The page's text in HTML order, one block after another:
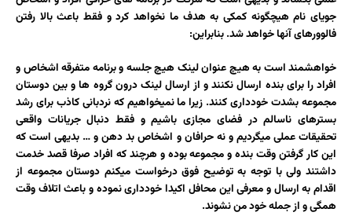
جویای نام هیچگونه کمکی به هدف ما نخواهد کرد و فقط باعث بالا رفتن
فالوورهای آنها خواهد شد. بنابراین:
خواهشمند است به هیچ عنوان لینک هیچ جلسه و برنامه متفرقه اشخاص و
افراد را برای بنده ارسال نکنند و از ارسال لینک درون گروه ها و بین دوستان
مجموعه بشدت خودداری کنند. زیرا ما نمیخواهیم که نردبانی کاذب برای رشد
بسترهای ناسالم در فضای مجازی باشیم و فقط دنبال جریانات واقعی
تحقیقات عملی میگردیم و نه حرافان و اشخاص بد دهن و … بدیهی است که
این کار گرفتن وقت بنده و مجموعه بوده و هرچند که افراد صرفا قصد خدمت
داشتند ولی با توجه به توضیح فوق درخواست میکنم دوستان مجموعه از
اقدام به ارسال و معرفی این محافل اکیدا خودداری نموده و باعث اتلاف وقت
همگی و از جمله خود من نشوند.